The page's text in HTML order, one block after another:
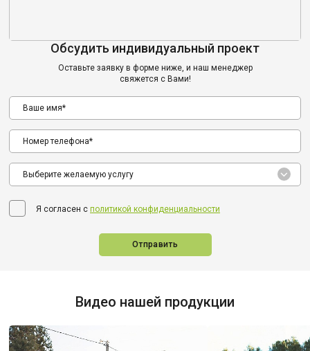
Обсудить индивидуальный проект
Оставьте заявку в форме ниже, и наш менеджер
свяжется с Вами!
Выберите желаемую услугу
Я согласен с политикой конфиденциальности
Отправить
Видео нашей продукции